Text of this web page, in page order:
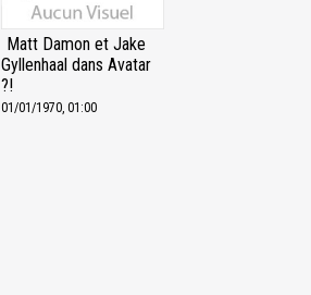
Matt Damon et Jake
Gyllenhaal dans Avatar
?!
01/01/1970, 01:00